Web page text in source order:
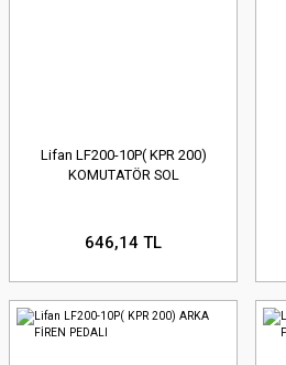
Lifan LF200-10P( KPR 200)
KOMUTATÖR SOL
646,14 TL